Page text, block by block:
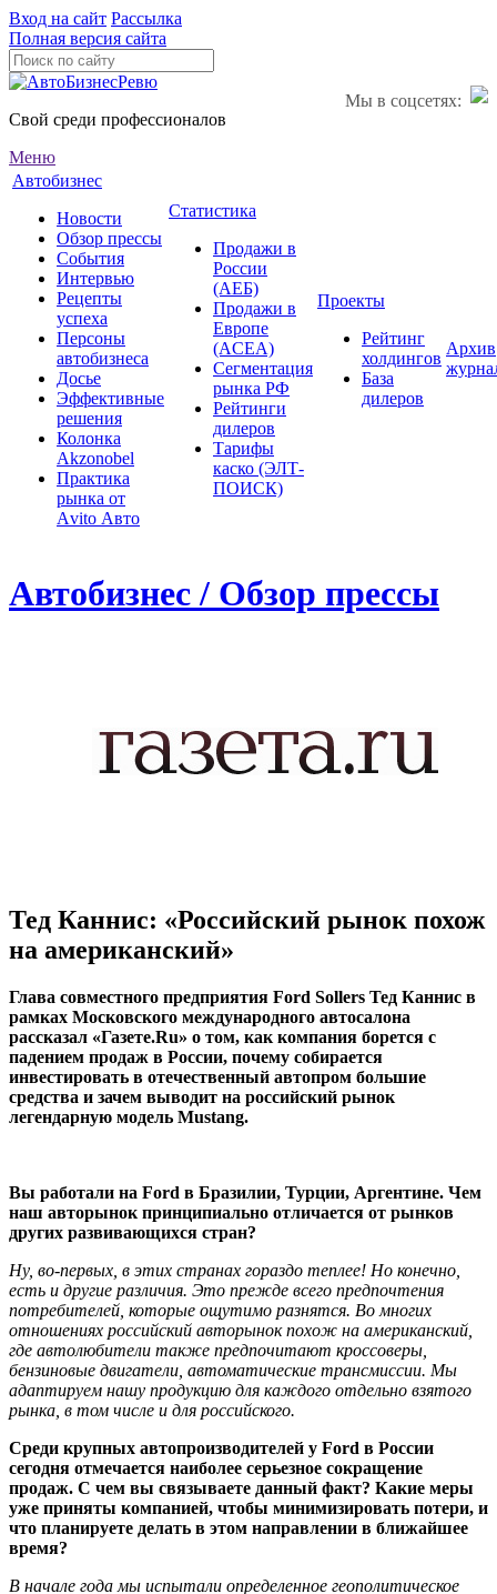
Вход на сайт Рассылка
Полная версия сайта
Мы в соцсетях:
Свой среди профессионалов
Меню
Автобизнес
Новости
Обзор прессы
События
Интервью
Рецепты
успеха
Персоны
автобизнеса
Досье
Эффективные
решения
Колонка
Akzonobel
Практика
рынка от
Аvito Авто
Статистика
Продажи в
России
(АЕБ)
Продажи в
Европе
(ACEA)
Сегментация
рынка РФ
Рейтинги
дилеров
Тарифы
каско (ЭЛТ-
ПОИСК)
Проекты
Рейтинг
холдингов
База
дилеров
Архив
Автобизнес / Обзор прессы
Тед Каннис: «Российский рынок похож
на американский»
Глава совместного предприятия Ford Sollers Тед Каннис в
рамках Московского международного автосалона
рассказал «Газете.Ru» о том, как компания борется с
падением продаж в России, почему собирается
инвестировать в отечественный автопром большие
средства и зачем выводит на российский рынок
легендарную модель Mustang.
Вы работали на Ford в Бразилии, Турции, Аргентине. Чем
наш авторынок принципиально отличается от рынков
других развивающихся стран?
Ну, во-первых, в этих странах гораздо теплее! Но конечно,
есть и другие различия. Это прежде всего предпочтения
потребителей, которые ощутимо разнятся. Во многих
отношениях российский авторынок похож на американский,
где автолюбители также предпочитают кроссоверы,
бензиновые двигатели, автоматические трансмиссии. Мы
адаптируем нашу продукцию для каждого отдельно взятого
рынка, в том числе и для российского.
Среди крупных автопроизводителей у Ford в России
сегодня отмечается наиболее серьезное сокращение
продаж. С чем вы связываете данный факт? Какие меры
уже приняты компанией, чтобы минимизировать потери, и
что планируете делать в этом направлении в ближайшее
время?
В начале года мы испытали определенное геополитическое